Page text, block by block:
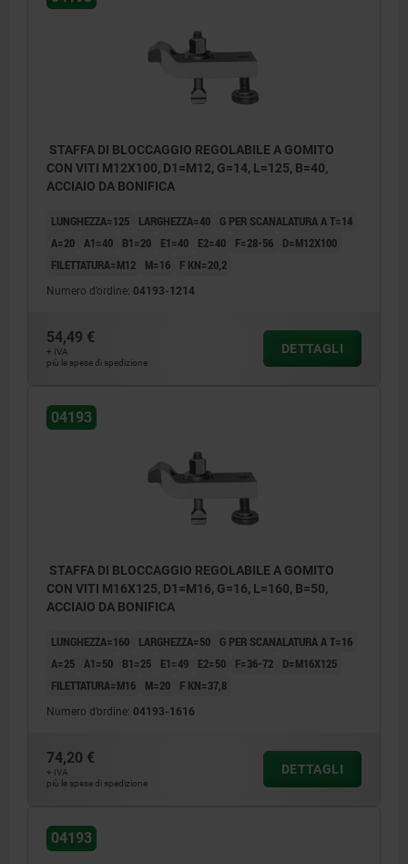
STAFFA DI BLOCCAGGIO REGOLABILE A GOMITO
CON VITI M12X100, D1=M12, G=14, L=125, B=40,
ACCIAIO DA BONIFICA
LUNGHEZZA=125 LARGHEZZA=40
G PER SCANALATURA A T=14
A=20 A1=40 B1=20 E1=40 E2=40 F=28-56
D=M12X100
FILETTATURA=M12
M=16 F KN=20,2
Numero d’ordine: 04193-1214
54,49 €
+ IVA
più le spese di spedizione
DETTAGLI
04193
STAFFA DI BLOCCAGGIO REGOLABILE A GOMITO
CON VITI M16X125, D1=M16, G=16, L=160, B=50,
ACCIAIO DA BONIFICA
LUNGHEZZA=160 LARGHEZZA=50
G PER SCANALATURA A T=16
A=25 A1=50 B1=25 E1=49 E2=50 F=36-72
D=M16X125
FILETTATURA=M16
M=20 F KN=37,8
Numero d’ordine: 04193-1616
74,20 €
+ IVA
più le spese di spedizione
DETTAGLI
04193